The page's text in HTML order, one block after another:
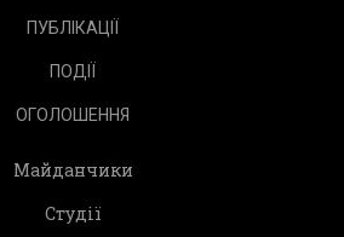
ПУБЛІКАЦІЇ
ПОДІЇ
ОГОЛОШЕННЯ
Майданчики
Студії